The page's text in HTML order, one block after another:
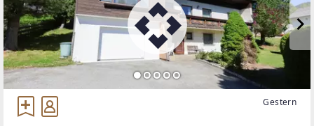
Gestern